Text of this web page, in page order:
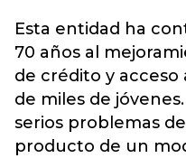
Esta entidad ha
70 años al
de crédito y
de miles de
serios problemas
producto de un